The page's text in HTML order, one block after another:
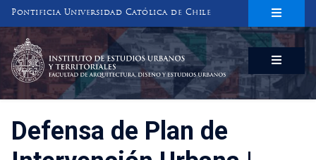
Pontificia Universidad Católica de Chile
INSTITUTO DE ESTUDIOS URBANOS
Y TERRITORIALES
FACULTAD DE ARQUITECTURA, DISEÑO Y ESTUDIOS URBANOS
Defensa de Plan de